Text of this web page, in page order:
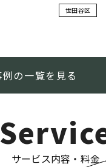
世田谷区
サービス内容・料金